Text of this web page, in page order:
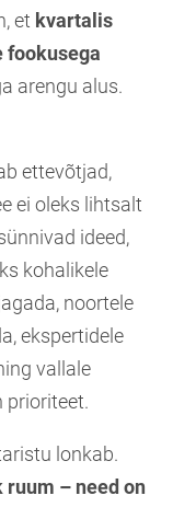
et kvartalis
fookusega
arengu alus.
ettevõtjad,
ei oleks lihtsalt
ideed,
kohalikele
noortele
ekspertidele
vallale
prioriteet.
lonkab.
– need on